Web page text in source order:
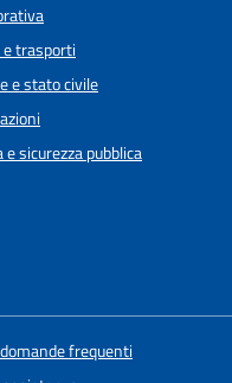
trasporti
e stato civile
e sicurezza pubblica
frequenti